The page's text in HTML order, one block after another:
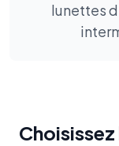
lunettes